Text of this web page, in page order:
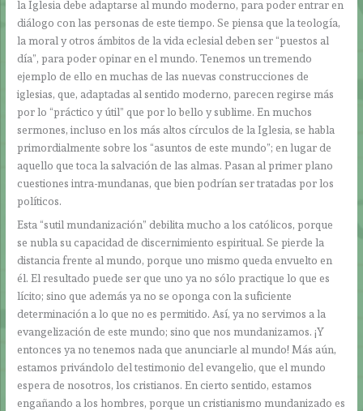
la Iglesia debe adaptarse al mundo moderno, para poder entrar en
diálogo con las personas de este tiempo. Se piensa que la teología,
la moral y otros ámbitos de la vida eclesial deben ser “puestos al
día”, para poder opinar en el mundo. Tenemos un tremendo
ejemplo de ello en muchas de las nuevas construcciones de
iglesias, que, adaptadas al sentido moderno, parecen regirse más
por lo “práctico y útil” que por lo bello y sublime. En muchos
sermones, incluso en los más altos círculos de la Iglesia, se habla
primordialmente sobre los “asuntos de este mundo”; en lugar de
aquello que toca la salvación de las almas. Pasan al primer plano
cuestiones intra-mundanas, que bien podrían ser tratadas por los
políticos.
Esta “sutil mundanización” debilita mucho a los católicos, porque
se nubla su capacidad de discernimiento espiritual. Se pierde la
distancia frente al mundo, porque uno mismo queda envuelto en
él. El resultado puede ser que uno ya no sólo practique lo que es
lícito; sino que además ya no se oponga con la suficiente
determinación a lo que no es permitido. Así, ya no servimos a la
evangelización de este mundo; sino que nos mundanizamos. ¡Y
entonces ya no tenemos nada que anunciarle al mundo! Más aún,
estamos privándolo del testimonio del evangelio, que el mundo
espera de nosotros, los cristianos. En cierto sentido, estamos
engañando a los hombres, porque un cristianismo mundanizado es